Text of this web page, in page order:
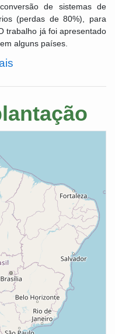
de sistemas de
(perdas de 80%), para
trabalho já foi apresentado
alguns países.